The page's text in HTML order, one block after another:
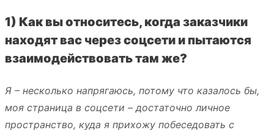
1) Как вы относитесь, когда заказчики
находят вас через соцсети и пытаются
взаимодействовать там же?
Я – несколько напрягаюсь, потому что казалось бы,
моя страница в соцсети – достаточно личное
пространство, куда я прихожу побеседовать с